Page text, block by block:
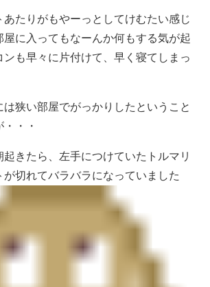
あたりがもやーっとしてけむたい感じ
屋に入ってもなーんか何もする気が起
ンも早々に片付けて、早く寝てしまっ
狭い部屋でがっかりしたということ
・・
きたら、左手につけていたトルマリ
が切れてバラバラになっていました